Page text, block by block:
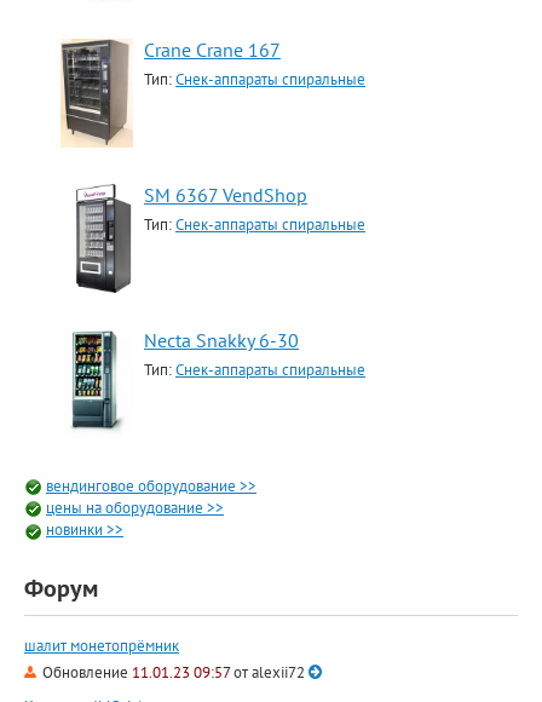
Crane Crane 167
Тип:Снек-аппараты спиральные
SM 6367 VendShop
Тип:Снек-аппараты спиральные
Necta Snakky 6-30
Тип:Снек-аппараты спиральные
вендинговое оборудование >>
цены на оборудование >>
новинки >>
Форум
шалит монетопрёмник
Обновление 11.01.23 09:57отalexii72